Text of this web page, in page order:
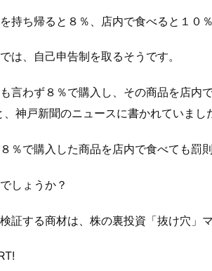
持ち帰ると８％、店内で食べると１０
は、自己申告制を取るそうです。
言わず８％で購入し、その商品を店内
、神戸新聞のニュースに書かれていまし
％で購入した商品を店内で食べても罰
しょうか？
証する商材は、 株の裏投資「抜け穴」